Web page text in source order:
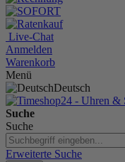
Live-Chat
Anmelden
Warenkorb
Menü
Deutsch
Suche
Suche
Erweiterte Suche